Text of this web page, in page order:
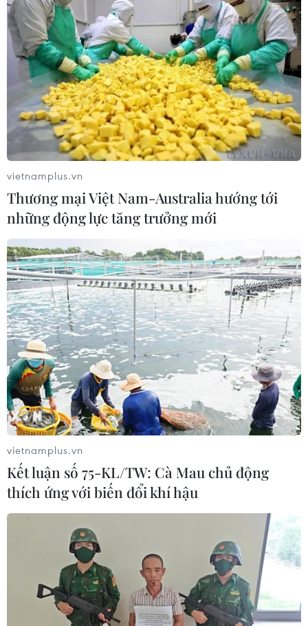
vietnamplus.vn
Thương mại Việt Nam-Australia hướng tới
những động lực tăng trưởng mới
vietnamplus.vn
Kết luận số 75-KL/TW: Cà Mau chủ động
thích ứng với biến đổi khí hậu